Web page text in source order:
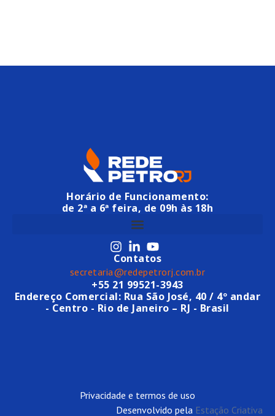
Horário de Funcionamento:
de 2ª a 6ª feira, de 09h às 18h
Contatos
secretaria@redepetrorj.com.br
+55 21 99521-3943
Endereço Comercial: Rua São José, 40 / 4º andar
- Centro - Rio de Janeiro – RJ - Brasil
Privacidade e termos de uso
Desenvolvido pela Estação Criativa